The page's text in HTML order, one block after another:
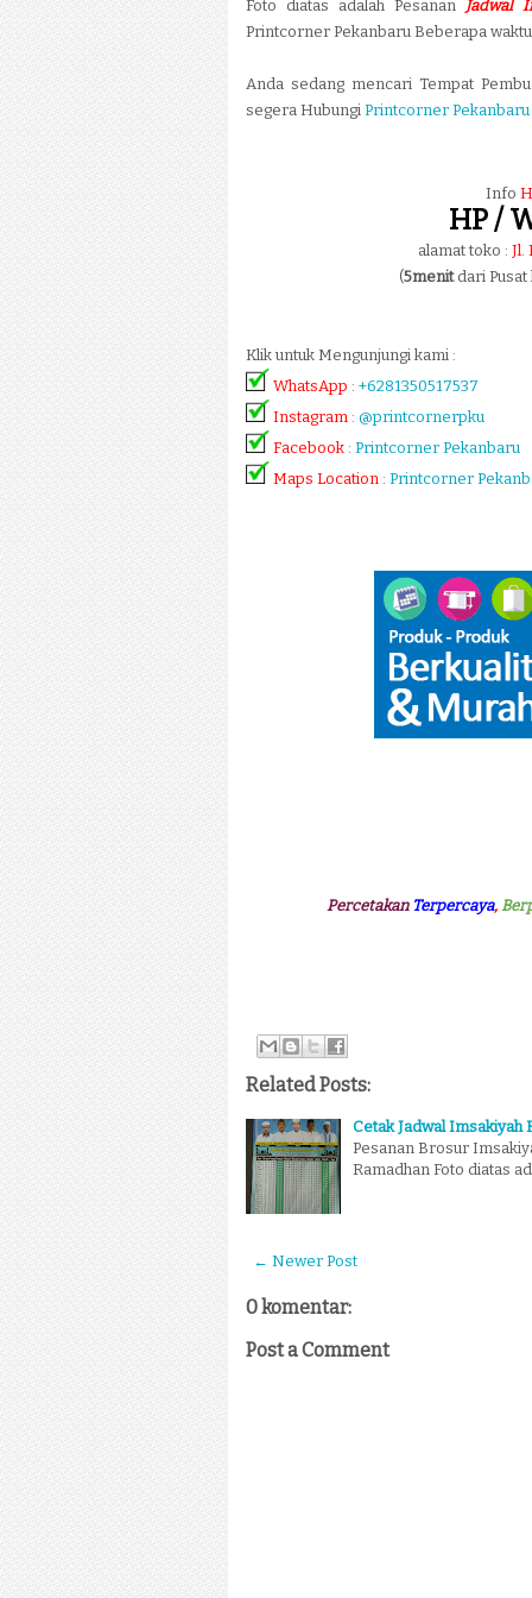
Foto diatas adalah Pesanan
Jadwal
Printcorner Pekanbaru Beberapa waktu
Anda sedang mencari Tempat
segera Hubungi Printcorner Pekanbaru
Info
HP /
alamat toko : Jl.
(5menitdari Pusat
Klik untuk Mengunjungi kami :
WhatsApp : +6281350517537
Instagram : @printcornerpku
Facebook : Printcorner Pekanbaru
Maps Location : Printcorner
Percetakan Terpercaya,
Related Posts:
Cetak Jadwal Imsakiyah
Pesanan Brosur
Ramadhan Foto diatas
← Newer Post
0 komentar:
Post a Comment